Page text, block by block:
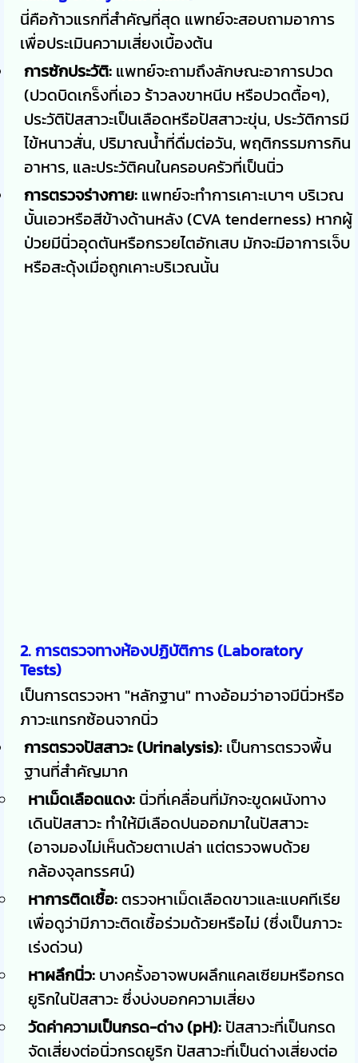
นี่คือก้าวแรกที่สำคัญที่สุด แพทย์จะสอบถามอาการ
เพื่อประเมินความเสี่ยงเบื้องต้น
การซักประวัติ: แพทย์จะถามถึงลักษณะอาการปวด
(ปวดบิดเกร็งที่เอว ร้าวลงขาหนีบ หรือปวดตื้อๆ),
ประวัติปัสสาวะเป็นเลือดหรือปัสสาวะขุ่น, ประวัติการมี
ไข้หนาวสั่น, ปริมาณน้ำที่ดื่มต่อวัน, พฤติกรรมการกิน
อาหาร, และประวัติคนในครอบครัวที่เป็นนิ่ว
การตรวจร่างกาย: แพทย์จะทำการเคาะเบาๆ บริเวณ
บั้นเอวหรือสีข้างด้านหลัง (CVA tenderness) หากผู้
ป่วยมีนิ่วอุดตันหรือกรวยไตอักเสบ มักจะมีอาการเจ็บ
หรือสะดุ้งเมื่อถูกเคาะบริเวณนั้น
2. การตรวจทางห้องปฏิบัติการ (Laboratory
Tests)
เป็นการตรวจหา "หลักฐาน" ทางอ้อมว่าอาจมีนิ่วหรือ
ภาวะแทรกซ้อนจากนิ่ว
การตรวจปัสสาวะ (Urinalysis): เป็นการตรวจพื้น
ฐานที่สำคัญมาก
หาเม็ดเลือดแดง: นิ่วที่เคลื่อนที่มักจะขูดผนังทาง
เดินปัสสาวะ ทำให้มีเลือดปนออกมาในปัสสาวะ
(อาจมองไม่เห็นด้วยตาเปล่า แต่ตรวจพบด้วย
กล้องจุลทรรศน์)
หาการติดเชื้อ:ตรวจหาเม็ดเลือดขาวและแบคทีเรีย
เพื่อดูว่ามีภาวะติดเชื้อร่วมด้วยหรือไม่ (ซึ่งเป็นภาวะ
เร่งด่วน)
หาผลึกนิ่ว: บางครั้งอาจพบผลึกแคลเซียมหรือกรด
ยูริกในปัสสาวะ ซึ่งบ่งบอกความเสี่ยง
วัดค่าความเป็นกรด-ด่าง (pH): ปัสสาวะที่เป็นกรด
จัดเสี่ยงต่อนิ่วกรดยูริก ปัสสาวะที่เป็นด่างเสี่ยงต่อ